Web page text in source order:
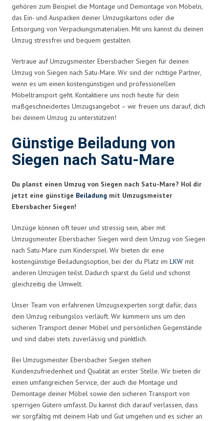
gehören zum Beispiel die Montage und Demontage von Möbeln,
das Ein- und Auspacken deiner Umzugskartons oder die
Entsorgung von Verpackungsmaterialien. Mit uns kannst du deinen
Umzug stressfrei und bequem gestalten.
Vertraue auf Umzugsmeister Ebersbacher Siegen für deinen
Umzug von Siegen nach Satu-Mare. Wir sind der richtige Partner,
wenn es um einen kostengünstigen und professionellen
Möbeltransport geht. Kontaktiere uns noch heute für dein
maßgeschneidertes Umzugsangebot – wir freuen uns darauf, dich
bei deinem Umzug zu unterstützen!
Günstige Beiladung von
Siegen nach Satu-Mare
Du planst einen Umzug von Siegen nach Satu-Mare? Hol dir
jetzt eine günstige Beiladung mit Umzugsmeister
Ebersbacher Siegen!
Umzüge können oft teuer und stressig sein, aber mit
Umzugsmeister Ebersbacher Siegen wird dein Umzug von Siegen
nach Satu-Mare zum Kinderspiel. Wir bieten dir eine
kostengünstige Beiladungsoption, bei der du Platz im LKW mit
anderen Umzügen teilst. Dadurch sparst du Geld und schonst
gleichzeitig die Umwelt.
Unser Team von erfahrenen Umzugsexperten sorgt dafür, dass
dein Umzug reibungslos verläuft. Wir kümmern uns um den
sicheren Transport deiner Möbel und persönlichen Gegenstände
und sind dabei stets zuverlässig und pünktlich.
Bei Umzugsmeister Ebersbacher Siegen stehen
Kundenzufriedenheit und Qualität an erster Stelle. Wir bieten dir
einen umfangreichen Service, der auch die Montage und
Demontage deiner Möbel sowie den sicheren Transport von
sperrigen Gütern umfasst. Du kannst dich darauf verlassen, dass
wir sorgfältig mit deinem Hab und Gut umgehen und es sicher an